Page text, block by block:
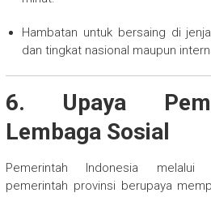
Hambatan untuk bersaing di
dan tingkat nasional maupun
6. Upaya
Lembaga Sosial
Pemerintah Indonesia melalui
pemerintah provinsi berupaya